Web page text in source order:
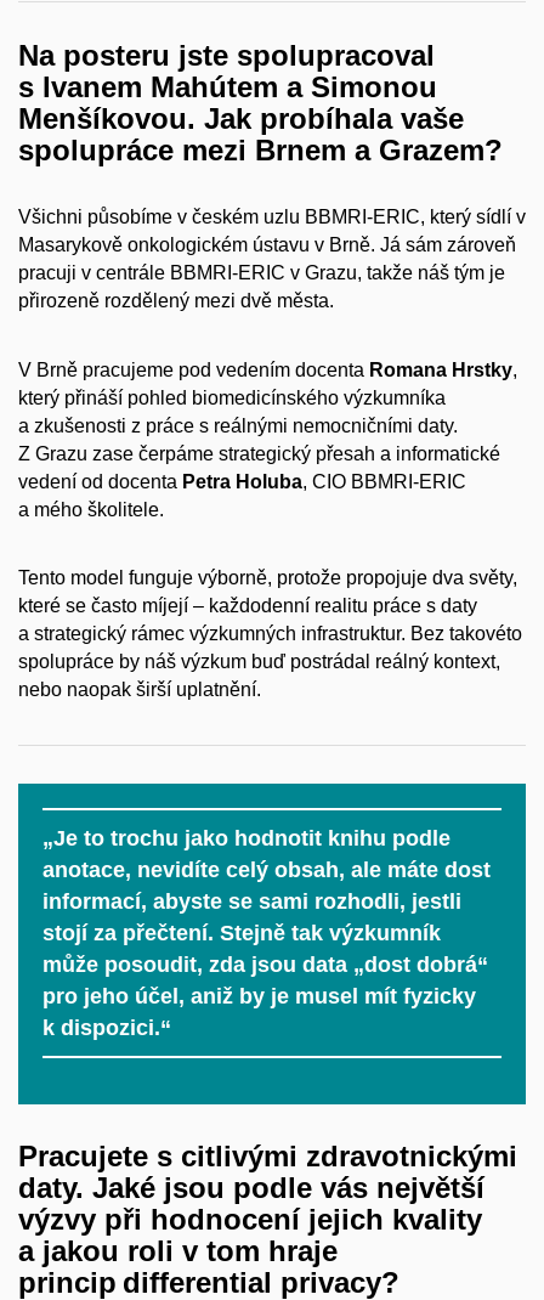
Na posteru jste spolupracoval
s Ivanem Mahútem a Simonou
Menšíkovou. Jak probíhala vaše
spolupráce mezi Brnem a Grazem?
Všichni působíme v českém uzlu BBMRI-ERIC, který sídlí v
Masarykově onkologickém ústavu v Brně. Já sám zároveň
pracuji v centrále BBMRI-ERIC v Grazu, takže náš tým je
přirozeně rozdělený mezi dvě města.
V Brně pracujeme pod vedením docenta Romana Hrstky,
který přináší pohled biomedicínského výzkumníka
a zkušenosti z práce s reálnými nemocničními daty.
Z Grazu zase čerpáme strategický přesah a informatické
vedení od docenta Petra Holuba, CIO BBMRI-ERIC
a mého školitele.
Tento model funguje výborně, protože propojuje dva světy,
které se často míjejí – každodenní realitu práce s daty
a strategický rámec výzkumných infrastruktur. Bez takovéto
spolupráce by náš výzkum buď postrádal reálný kontext,
nebo naopak širší uplatnění.
„Je to trochu jako hodnotit knihu podle
anotace, nevidíte celý obsah, ale máte dost
informací, abyste se sami rozhodli, jestli
stojí za přečtení. Stejně tak výzkumník
může posoudit, zda jsou data „dost dobrá“
pro jeho účel, aniž by je musel mít fyzicky
k dispozici.“
Pracujete s citlivými zdravotnickými
daty. Jaké jsou podle vás největší
výzvy při hodnocení jejich kvality
a jakou roli v tom hraje
princip differential privacy?